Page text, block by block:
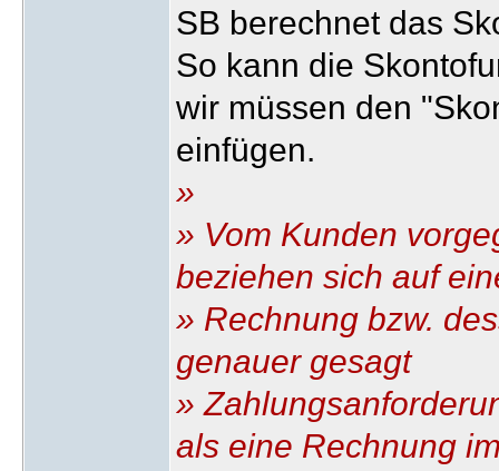
SB berechnet das
So kann die
wir müssen den
einfügen.
»
» Vom Kunden
beziehen sich auf
» Rechnung bzw.
genauer gesagt
»
als eine Rechnung